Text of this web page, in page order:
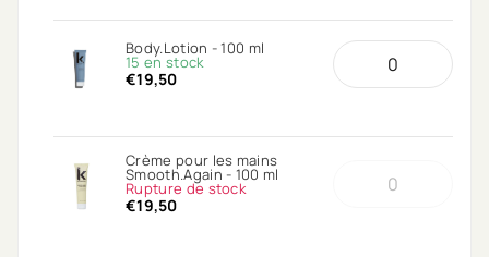
Body.Lotion - 100 ml
15 en stock
€19,50
Crème pour les mains
Smooth.Again - 100 ml
Rupture de stock
€19,50